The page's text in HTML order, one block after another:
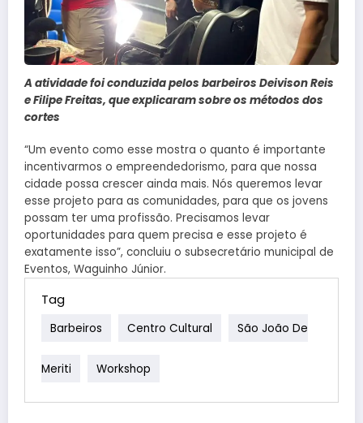
A atividade foi conduzida pelos barbeiros Deivison Reis
e Filipe Freitas, que explicaram sobre os métodos dos
cortes
“Um evento como esse mostra o quanto é importante
incentivarmos o empreendedorismo, para que nossa
cidade possa crescer ainda mais. Nós queremos levar
esse projeto para as comunidades, para que os jovens
possam ter uma profissão. Precisamos levar
oportunidades para quem precisa e esse projeto é
exatamente isso”, concluiu o subsecretário municipal de
Eventos, Waguinho Júnior.
Tag
Barbeiros Centro Cultural São João De
Meriti Workshop